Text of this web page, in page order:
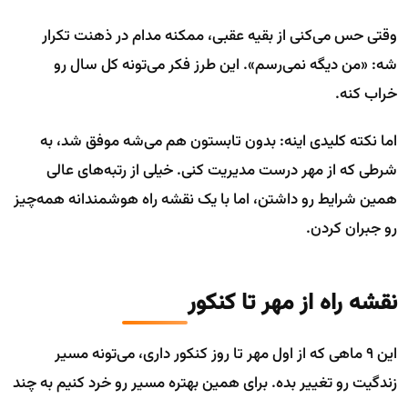
وقتی حس می‌کنی از بقیه عقبی، ممکنه مدام در ذهنت تکرار
شه: «من دیگه نمی‌رسم». این طرز فکر می‌تونه کل سال رو
خراب کنه.
اما نکته کلیدی اینه: بدون تابستون هم می‌شه موفق شد، به
شرطی که از مهر درست مدیریت کنی. خیلی از رتبه‌های عالی
همین شرایط رو داشتن، اما با یک نقشه راه هوشمندانه همه‌چیز
رو جبران کردن.
نقشه راه از مهر تا کنکور
این ۹ ماهی که از اول مهر تا روز کنکور داری، می‌تونه مسیر
زندگیت رو تغییر بده. برای همین بهتره مسیر رو خرد کنیم به چند